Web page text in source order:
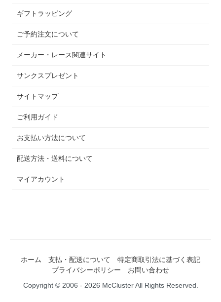
ギフトラッピング
ご予約注文について
メーカー・レース関連サイト
サンクスプレゼント
サイトマップ
ご利用ガイド
お支払い方法について
配送方法・送料について
マイアカウント
ホーム 支払・配送について
特定商取引法に基づく表記
プライバシーポリシー
お問い合わせ
Copyright © 2006 - 2026 McCluster All Rights Reserved.